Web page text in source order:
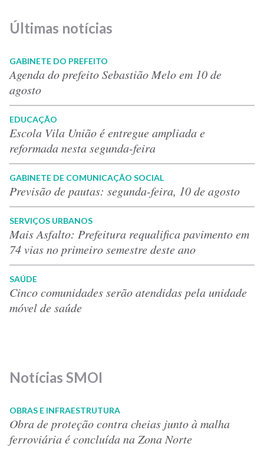
Últimas notícias
GABINETE DO PREFEITO
Agenda do prefeito Sebastião Melo em 10 de
agosto
EDUCAÇÃO
Escola Vila União é entregue ampliada e
reformada nesta segunda-feira
GABINETE DE COMUNICAÇÃO SOCIAL
Previsão de pautas: segunda-feira, 10 de agosto
SERVIÇOS URBANOS
Mais Asfalto: Prefeitura requalifica pavimento em
74 vias no primeiro semestre deste ano
SAÚDE
Cinco comunidades serão atendidas pela unidade
móvel de saúde
Notícias SMOI
OBRAS E INFRAESTRUTURA
Obra de proteção contra cheias junto à malha
ferroviária é concluída na Zona Norte